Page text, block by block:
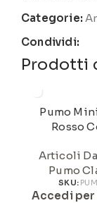
Categorie:
Condividi:
Prodotti
Pumo
Rosso
Articoli
Pumo
SKU:
Accedi per